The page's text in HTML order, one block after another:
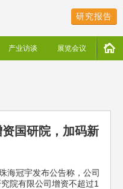
研究报告
产业访谈 展览会议
国研院，加码新
海冠宇发布公告称，公司
院有限公司增资不超过1